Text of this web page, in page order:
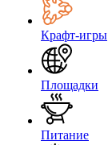
Крафт-игры
Площадки
Питание